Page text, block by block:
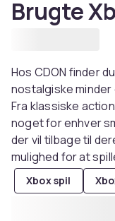
Brugte
Hos CDON finder
nostalgiske
Fra klassiske
noget for enhver
der vil tilbage til
mulighed for at
Xbox spil